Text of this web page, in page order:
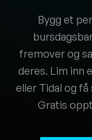
Bygg et
fremover og
deres. Lim inn
eller Tidal og
Gratis